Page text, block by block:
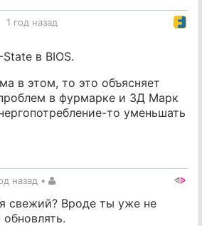
1 год назад
в BIOS.
в этом, то это объясняет
в фурмарке и 3Д Марк
то уменьшать
назад •
свежий? Вроде ты уже не